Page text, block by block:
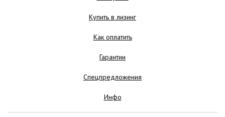
Купить в лизинг
Как оплатить
Гарантии
Спецпредложения
Инфо